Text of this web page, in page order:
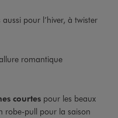
pour l’hiver, à twister
romantique
courtespour les beaux
robe-pull pour la saison